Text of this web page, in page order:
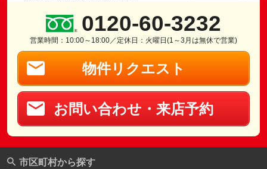
0120-60-3232
営業時間：10:00～18:00／定休日：火曜日(1～3月は無休で営業)
物件リクエスト
お問い合わせ・来店予約
市区町村から探す